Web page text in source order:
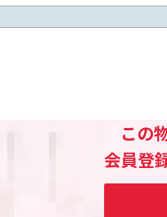
この
会員登